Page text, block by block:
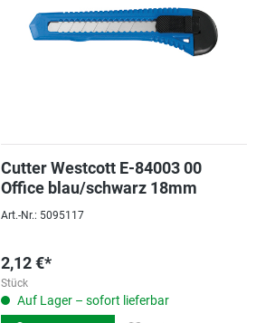
Cutter Westcott E-84003 00
Office blau/schwarz 18mm
Art.-Nr.: 5095117
2,12 €*
Stück
Auf Lager – sofort lieferbar